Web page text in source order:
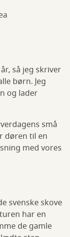
så jeg skriver
børn. Jeg
og lader
små
døren til en
med vores
svenske skove
har en
de gamle